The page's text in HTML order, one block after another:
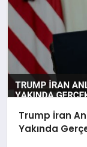
Trump İran
Yakında